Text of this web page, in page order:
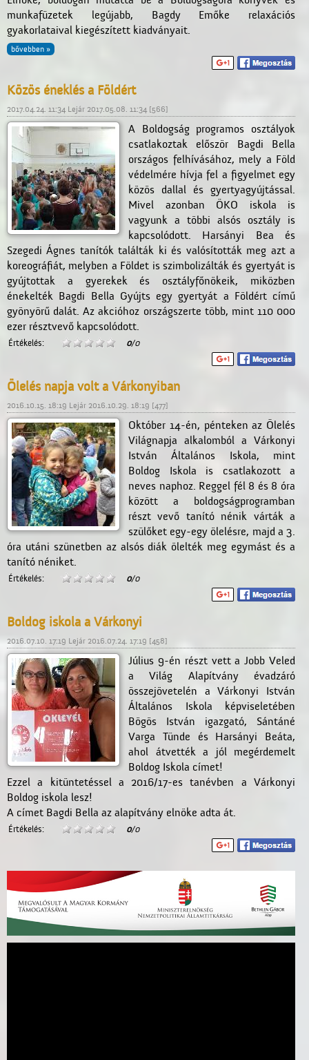
munkafüzetek legújabb, Bagdy Emőke relaxációs
gyakorlataival kiegészített kiadványait.
bővebben »
Közös éneklés a Földért
2017.04.24. 11:34 Lejár 2017.05.08. 11:34 [566]
A Boldogság programos osztályok
csatlakoztak először Bagdi Bella
országos felhívásához, mely a Föld
védelmére hívja fel a figyelmet egy
közös dallal és gyertyagyújtással.
Mivel azonban ÖKO iskola is
vagyunk a többi alsós osztály is
kapcsolódott. Harsányi Bea és
Szegedi Ágnes tanítók találták ki és valósították meg azt a
koreográfiát, melyben a Földet is szimbolizálták és gyertyát is
gyújtottak a gyerekek és osztályfőnökeik, miközben
énekelték Bagdi Bella Gyújts egy gyertyát a Földért című
gyönyörű dalát. Az akcióhoz országszerte több, mint 110 000
ezer résztvevő kapcsolódott.
Értékelés: 0/0
Ölelés napja volt a Várkonyiban
2016.10.15. 18:19 Lejár 2016.10.29. 18:19 [477]
Október 14-én, pénteken az Ölelés
Világnapja alkalomból a Várkonyi
István Általános Iskola, mint
Boldog Iskola is csatlakozott a
neves naphoz. Reggel fél 8 és 8 óra
között a boldogságprogramban
részt vevő tanító nénik várták a
szülőket egy-egy ölelésre, majd a 3.
óra utáni szünetben az alsós diák ölelték meg egymást és a
tanító néniket.
Értékelés: 0/0
Boldog iskola a Várkonyi
2016.07.10. 17:19 Lejár 2016.07.24. 17:19 [458]
Július 9-én részt vett a Jobb Veled
a Világ Alapítvány évadzáró
összejövetelén a Várkonyi István
Általános Iskola képviseletében
Bögös István igazgató, Sántáné
Varga Tünde és Harsányi Beáta,
ahol átvették a jól megérdemelt
Boldog Iskola címet!
Ezzel a kitüntetéssel a 2016/17-es tanévben a Várkonyi
Boldog iskola lesz!
A címet Bagdi Bella az alapítvány elnöke adta át.
Értékelés: 0/0